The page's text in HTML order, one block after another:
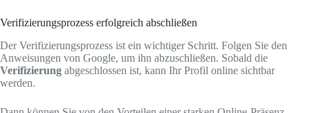
Verifizierungsprozess erfolgreich abschließen
Der Verifizierungsprozess ist ein wichtiger Schritt. Folgen Sie den
Anweisungen von Google, um ihn abzuschließen. Sobald die
Verifizierung abgeschlossen ist, kann Ihr Profil online sichtbar
werden.